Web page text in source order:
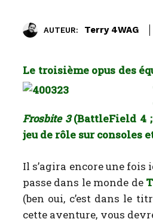
AUTEUR: Terry 4WAG
Le troisième opus des
Frosbite 3(BattleField 4 ;
jeu de rôle sur consoles
Il s’agira encore une fois
passe dans le monde de
(ben oui, c’est dans le
cette aventure, vous